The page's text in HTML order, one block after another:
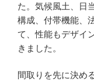
た。気候風土、日
構成、付帯機能、
て、性能もデザイ
きました。
間取りを先に決め